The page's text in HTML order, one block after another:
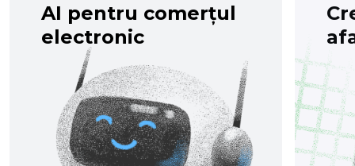
AI pentru comerțul
electronic